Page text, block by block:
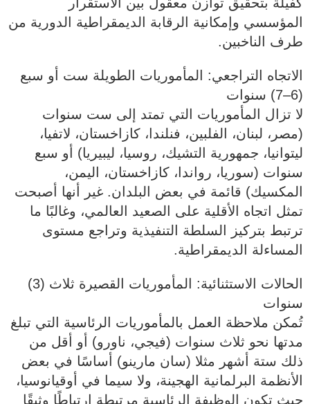
المؤسسي وإمكانية الرقابة الديمقراطية الدورية من
طرف الناخبين.
الاتجاه التراجعي: المأموريات الطويلة ست أو سبع
(6–7) سنوات
لا تزال المأموريات التي تمتد إلى ست سنوات
(مصر، لبنان، الفلبين، فنلندا، كازاخستان، لاتفيا،
ليتوانيا، جمهورية التشيك، روسيا، ليبيريا) أو سبع
سنوات (سوريا، رواندا، كازاخستان، اليمن،
المكسيك) قائمة في بعض البلدان. غير أنها أصبحت
تمثل اتجاه الأقلية على الصعيد العالمي، وغالبًا ما
ترتبط بتركيز السلطة التنفيذية وتراجع مستوى
المساءلة الديمقراطية.
الحالات الاستثنائية: المأموريات القصيرة ثلاث (3)
سنوات
تُمكن ملاحظة العمل بالمأموريات الرئاسية التي تبلغ
مدتها نحو ثلاث سنوات (فيجي، ناورو) أو أقل من
ذلك ستة أشهر مثلا (سان مارينو) أساسًا في بعض
الأنظمة البرلمانية الهجينة، ولا سيما في أوقيانوسيا،
حيث تكون الوظيفة الرئاسية مرتبطة ارتباطًا وثيقًا